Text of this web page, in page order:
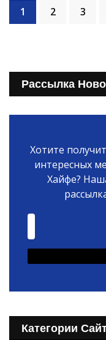
1 2 3
Рассылка
Хотите
интересных
Хайфе?
Категории